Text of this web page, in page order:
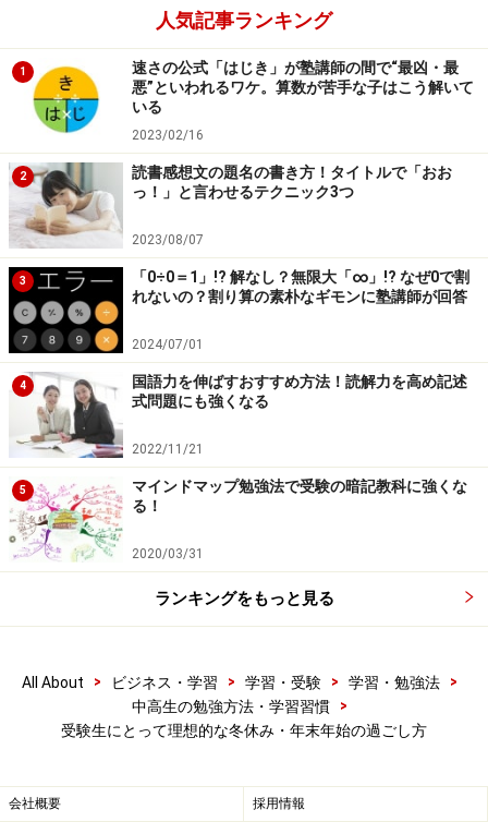
し、「一年の計は元旦にあり」とも言います。気がゆる
みやすいお正月だからこそ、受験生にとっても気を引き
締める機会を大切にしたいですね。
そもそも元旦とは、元日の朝を表します。ですから、一
年の計は元日の朝にあるということになります。いくら
元日だからといって、お昼まで寝るのは好ましくありま
せん。元日の朝にしっかり起きられることが、一年の始
まりとしてとても大切です。
冬休み宙に勉強習慣を夜型から朝型へ
受験生というと、夜遅くまで勉強するというイメージが
ありますね。でも、これは間違い。夜型の勉強スタイル
は、効果が低いことが科学的に証明されています。
受験生にとって理想的な勉強スタイル。それはズバリ
「朝型の勉強スタイル」です。数学など特に思考力が問
型の勉強スタイルは、早寝早起きの生活習慣の確立にも
夜更かしは受験生の天敵。かつてガイドの教え子の中に
も、入試本番で「眠くなってしまって、試験に全然集中
強が原因だったようです。
人気記事ランキング
1
速さの公式「はじき」が塾講師の間で“最凶・最
悪”といわれるワケ。算数が苦手な子はこう解いて
いる
2023/02/16
2
読書感想文の題名の書き方！タイトルで「おお
っ！」と言わせるテクニック3つ
2023/08/07
3
「0÷0＝1」!? 解なし？無限大「∞」!? なぜ0で割
れないの？割り算の素朴なギモンに塾講師が回答
2024/07/01
4
国語力を伸ばすおすすめ方法！読解力を高め記述
式問題にも強くなる
2022/11/21
5
マインドマップ勉強法で受験の暗記教科に強くな
る！
2020/03/31
ランキングをもっと見る
All About > ビジネス・学習 > 学習・受験 > 学習・勉強法
>
中高生の勉強方法・学習習慣
>
受験生にとって理想的な冬休み・年末年始の過ごし方
会社概要 採用情報